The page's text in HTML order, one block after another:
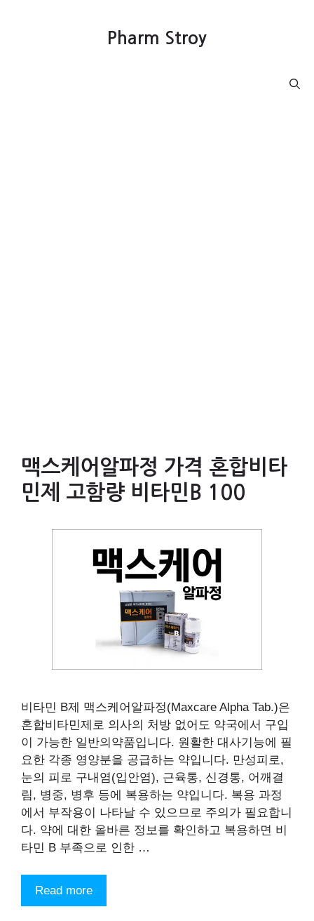
Pharm Stroy
맥스케어알파정 가격 혼합비타
민제 고함량 비타민B 100
비타민 B제 맥스케어알파정(Maxcare Alpha Tab.)은
혼합비타민제로 의사의 처방 없어도 약국에서 구입
이 가능한 일반의약품입니다. 원활한 대사기능에 필
요한 각종 영양분을 공급하는 약입니다. 만성피로,
눈의 피로 구내염(입안염), 근육통, 신경통, 어깨결
림, 병중, 병후 등에 복용하는 약입니다. 복용 과정
에서 부작용이 나타날 수 있으므로 주의가 필요합니
다. 약에 대한 올바른 정보를 확인하고 복용하면 비
타민 B 부족으로 인한 …
Read more